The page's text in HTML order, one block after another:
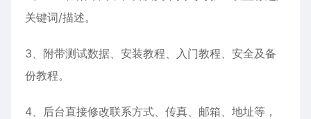
关键词/描述。
3、附带测试数据、安装教程、入门教程、安全及备
份教程。
4、后台直接修改联系方式、传真、邮箱、地址等，